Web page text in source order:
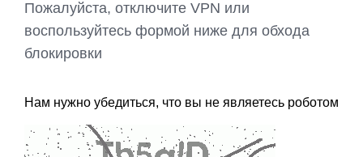
Пожалуйста, отключите VPN или
воспользуйтесь формой ниже для обхода
блокировки
Нам нужно убедиться, что вы не являетесь роботом